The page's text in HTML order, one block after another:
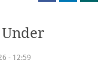
- 12:59